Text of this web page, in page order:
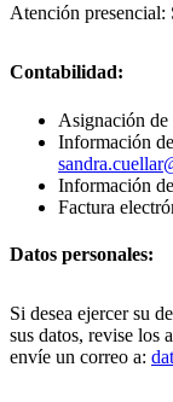
Atención presencial:
Contabilidad:
Asignación de
Información
Información
Factura
Datos personales:
Si desea ejercer su
sus datos, revise los
envíe un correo a: